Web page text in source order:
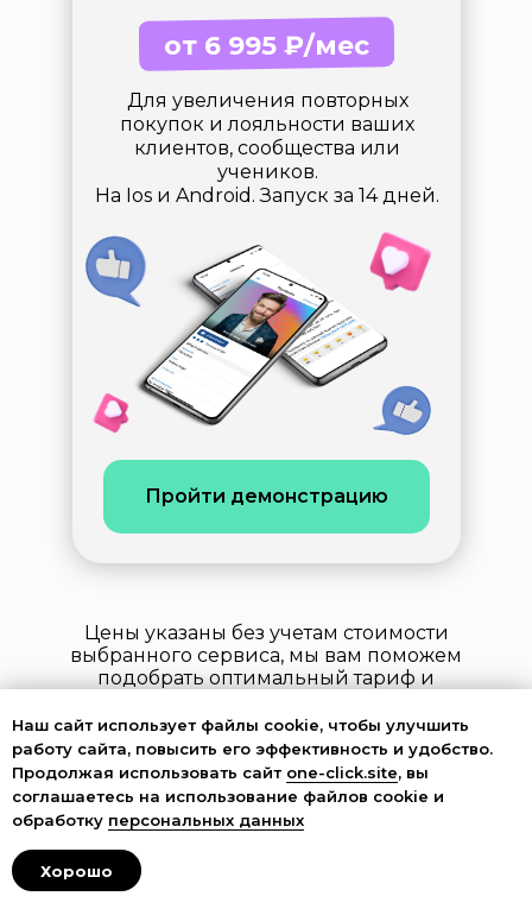
Для увеличения повторных
покупок и лояльности ваших
клиентов, сообщества или
учеников.
На Ios и Android. Запуск за 14 дней.
от 6 995 ₽/мес
Пройти демонстрацию
Цены указаны без учетам стоимости
выбранного сервиса, мы вам поможем
подобрать оптимальный тариф и
БИЗНЕС
Настроем систему в бизнесе, для
Наш сайт использует файлы cookie, чтобы улучшить
работу сайта, повысить его эффективность и удобство.
Продолжая использовать сайт one-click.site, вы
соглашаетесь на использование файлов cookie и
обработку персональных данных
Хорошо